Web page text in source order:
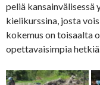
peliä kansainvälisessä
kielikurssina, josta
kokemus on toisaalta
opettavaisimpia